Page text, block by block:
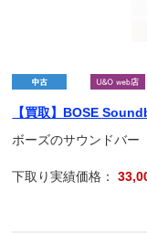
【買取】BOSE
ボーズのサウンドバー
下取り実績価格：